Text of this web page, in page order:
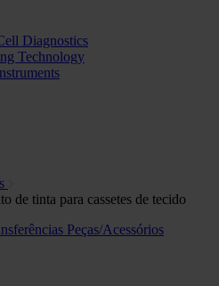
Diagnostics
Technology
de tinta para cassetes de tecido
Peças/Acessórios